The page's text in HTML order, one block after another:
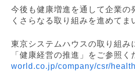
今後も健康増進を通して企業
くさらなる取り組みを進めてま
東京システムハウスの取り組
「健康経営の推進」をご参照く
world.co.jp/company/csr/